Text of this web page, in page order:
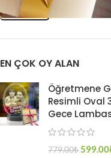
FILTRELE
EN ÇOK OY ALAN
Öğretmene
Resimli Oval
Gece
779.00₺599.00